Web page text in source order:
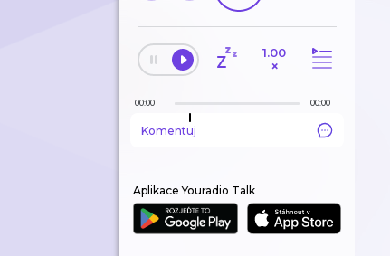
1.00
×
00:00 00:00
Komentuj
Aplikace Youradio Talk